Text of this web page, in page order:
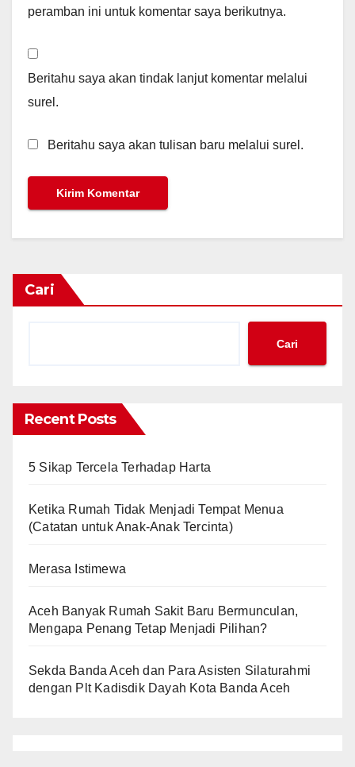
peramban ini untuk komentar saya berikutnya.
Beritahu saya akan tindak lanjut komentar melalui
surel.
Beritahu saya akan tulisan baru melalui surel.
Cari
Cari
Recent Posts
5 Sikap Tercela Terhadap Harta
Ketika Rumah Tidak Menjadi Tempat Menua
(Catatan untuk Anak-Anak Tercinta)
Merasa Istimewa
Aceh Banyak Rumah Sakit Baru Bermunculan,
Mengapa Penang Tetap Menjadi Pilihan?
Sekda Banda Aceh dan Para Asisten Silaturahmi
dengan Plt Kadisdik Dayah Kota Banda Aceh